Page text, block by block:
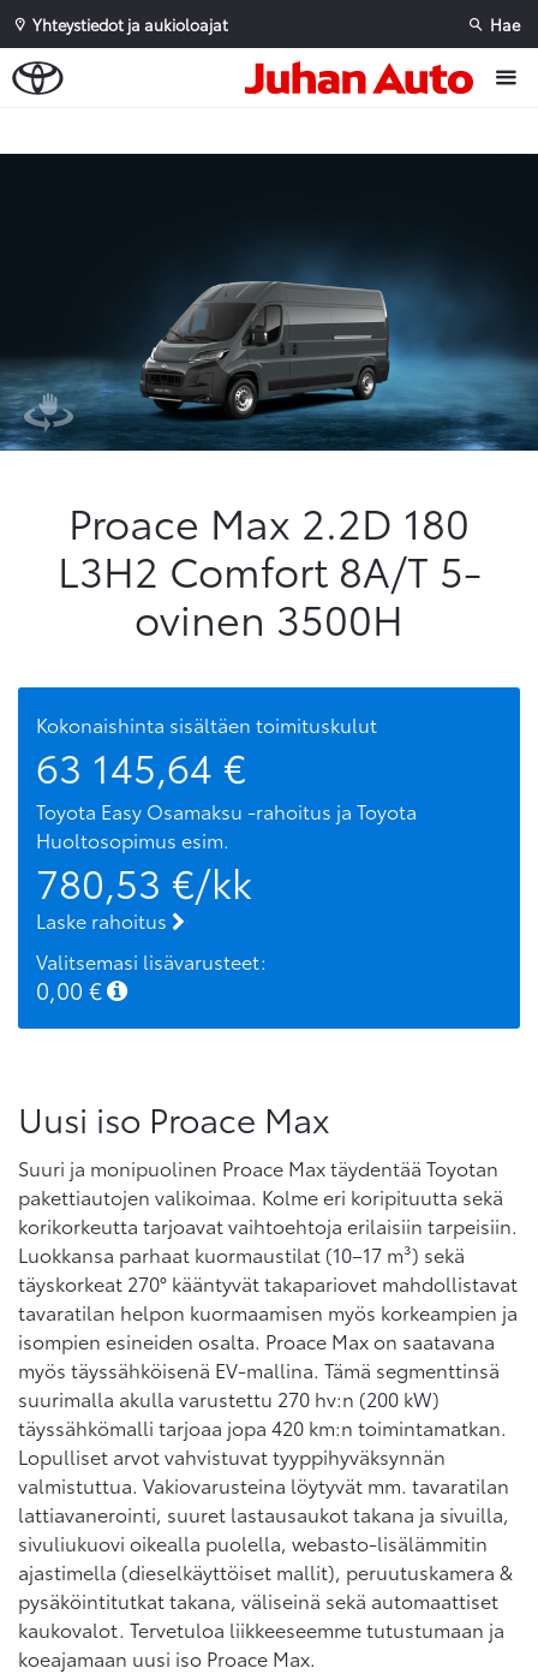
Yhteystiedot ja aukioloajat Hae
Proace Max 2.2D 180
L3H2 Comfort 8A/T 5-
ovinen 3500H
Kokonaishinta sisältäen toimituskulut
63 145,64 €
Toyota Easy Osamaksu -rahoitus ja Toyota
Huoltosopimus esim.
780,53 €/kk
Laske rahoitus
Valitsemasi lisävarusteet:
0,00 €
Uusi iso Proace Max
Suuri ja monipuolinen Proace Max täydentää Toyotan
pakettiautojen valikoimaa. Kolme eri koripituutta sekä
korikorkeutta tarjoavat vaihtoehtoja erilaisiin tarpeisiin.
Luokkansa parhaat kuormaustilat (10–17 m³) sekä
täyskorkeat 270° kääntyvät takapariovet mahdollistavat
tavaratilan helpon kuormaamisen myös korkeampien ja
isompien esineiden osalta. Proace Max on saatavana
myös täyssähköisenä EV-mallina. Tämä segmenttinsä
suurimalla akulla varustettu 270 hv:n (200 kW)
täyssähkömalli tarjoaa jopa 420 km:n toimintamatkan.
Lopulliset arvot vahvistuvat tyyppihyväksynnän
valmistuttua. Vakiovarusteina löytyvät mm. tavaratilan
lattiavanerointi, suuret lastausaukot takana ja sivuilla,
sivuliukuovi oikealla puolella, webasto-lisälämmitin
ajastimella (dieselkäyttöiset mallit), peruutuskamera &
pysäköintitutkat takana, väliseinä sekä automaattiset
kaukovalot. Tervetuloa liikkeeseemme tutustumaan ja
koeajamaan uusi iso Proace Max.